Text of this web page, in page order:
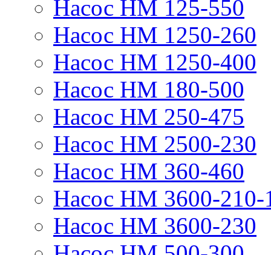
Насос НМ 125-550
Насос НМ 1250-260
Насос НМ 1250-400
Насос НМ 180-500
Насос НМ 250-475
Насос НМ 2500-230
Насос НМ 360-460
Насос НМ 3600-210-
Насос НМ 3600-230